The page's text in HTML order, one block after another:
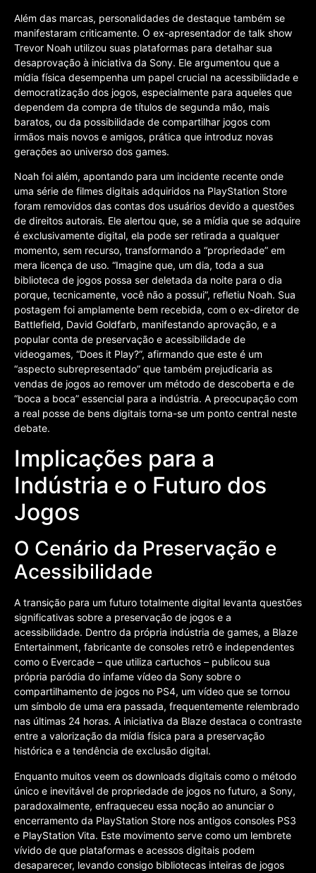
Além das marcas, personalidades de destaque também se
manifestaram criticamente. O ex-apresentador de talk show
Trevor Noah utilizou suas plataformas para detalhar sua
desaprovação à iniciativa da Sony. Ele argumentou que a
mídia física desempenha um papel crucial na acessibilidade e
democratização dos jogos, especialmente para aqueles que
dependem da compra de títulos de segunda mão, mais
baratos, ou da possibilidade de compartilhar jogos com
irmãos mais novos e amigos, prática que introduz novas
gerações ao universo dos games.
Noah foi além, apontando para um incidente recente onde
uma série de filmes digitais adquiridos na PlayStation Store
foram removidos das contas dos usuários devido a questões
de direitos autorais. Ele alertou que, se a mídia que se adquire
é exclusivamente digital, ela pode ser retirada a qualquer
momento, sem recurso, transformando a “propriedade” em
mera licença de uso. “Imagine que, um dia, toda a sua
biblioteca de jogos possa ser deletada da noite para o dia
porque, tecnicamente, você não a possui”, refletiu Noah. Sua
postagem foi amplamente bem recebida, com o ex-diretor de
Battlefield, David Goldfarb, manifestando aprovação, e a
popular conta de preservação e acessibilidade de
videogames, “Does it Play?”, afirmando que este é um
“aspecto subrepresentado” que também prejudicaria as
vendas de jogos ao remover um método de descoberta e de
“boca a boca” essencial para a indústria. A preocupação com
a real posse de bens digitais torna-se um ponto central neste
debate.
Implicações para a
Indústria e o Futuro dos
Jogos
O Cenário da Preservação e
Acessibilidade
A transição para um futuro totalmente digital levanta questões
significativas sobre a preservação de jogos e a
acessibilidade. Dentro da própria indústria de games, a Blaze
Entertainment, fabricante de consoles retrô e independentes
como o Evercade – que utiliza cartuchos – publicou sua
própria paródia do infame vídeo da Sony sobre o
compartilhamento de jogos no PS4, um vídeo que se tornou
um símbolo de uma era passada, frequentemente relembrado
nas últimas 24 horas. A iniciativa da Blaze destaca o contraste
entre a valorização da mídia física para a preservação
histórica e a tendência de exclusão digital.
Enquanto muitos veem os downloads digitais como o método
único e inevitável de propriedade de jogos no futuro, a Sony,
paradoxalmente, enfraqueceu essa noção ao anunciar o
encerramento da PlayStation Store nos antigos consoles PS3
e PlayStation Vita. Este movimento serve como um lembrete
vívido de que plataformas e acessos digitais podem
desaparecer, levando consigo bibliotecas inteiras de jogos